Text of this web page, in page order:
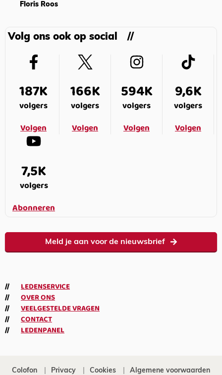
Floris Roos
Volg ons ook op social
187K
volgers
Volgen
166K
volgers
Volgen
594K
volgers
Volgen
9,6K
volgers
Volgen
7,5K
volgers
Abonneren
Meld je aan voor de nieuwsbrief
LEDENSERVICE
OVER ONS
VEELGESTELDE VRAGEN
CONTACT
LEDENPANEL
Colofon Privacy Cookies Algemene voorwaarden